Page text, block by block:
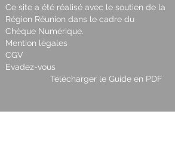
Ce site a été réalisé avec le soutien de la
Région Réunion dans le cadre du
Chèque Numérique.
Mention légales
CGV
Evadez-vous
Télécharger le Guide en PDF